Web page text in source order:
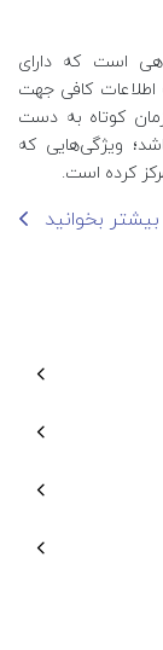
است که دارای
اطلاعات کافی جهت
کوتاه به دست
ویژگی‌هایی که
کرده است.
بیشتر بخوانید